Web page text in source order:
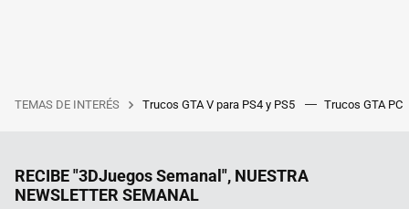
TEMAS DE INTERÉS Trucos GTA V para PS4 y PS5 Trucos GTA PC
RECIBE "3DJuegos Semanal", NUESTRA
NEWSLETTER SEMANAL